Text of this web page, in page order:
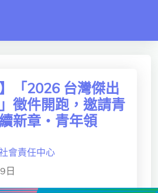
switch
】「2026 台灣傑出
徵件開跑，邀請青
新章・青年領
會責任中心
日